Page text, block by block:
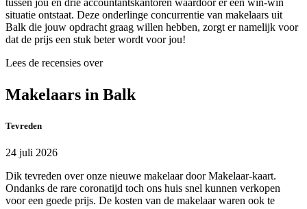
situatie ontstaat. Deze onderlinge concurrentie van makelaars uit
Balk die jouw opdracht graag willen hebben, zorgt er namelijk voor
dat de prijs een stuk beter wordt voor jou!
Lees de recensies over
Makelaars in Balk
Tevreden
24 juli 2026
Dik tevreden over onze nieuwe makelaar door Makelaar-kaart.
Ondanks de rare coronatijd toch ons huis snel kunnen verkopen
voor een goede prijs. De kosten van de makelaar waren ook te